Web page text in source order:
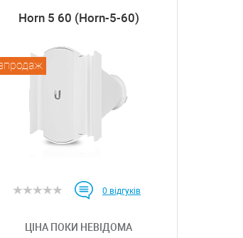
Horn 5 60 (Horn-5-60)
0 відгуків
ЦІНА ПОКИ НЕВІДОМА